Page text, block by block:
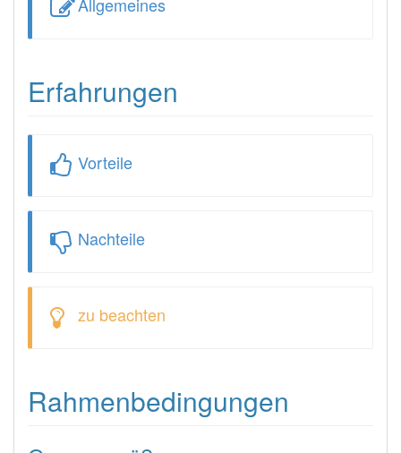
Erfahrungen
Vorteile
Nachteile
zu beachten
Rahmenbedingungen